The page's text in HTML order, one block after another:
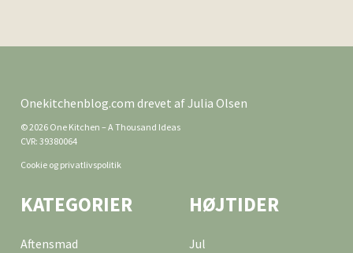
Onekitchenblog.com drevet af Julia Olsen
© 2026 One Kitchen – A Thousand Ideas
CVR: 39380064
Cookie og privatlivspolitik
KATEGORIER
Aftensmad
HØJTIDER
Jul